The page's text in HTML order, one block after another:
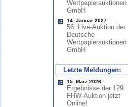
Wertpapierauktionen
GmbH
14. Januar 2027:
56. Live-Auktion der
Deutsche
Wertpapierauktionen
GmbH
Letzte Meldungen:
15. März 2026:
Ergebnisse der 129.
FHW-Auktion jetzt
Online!